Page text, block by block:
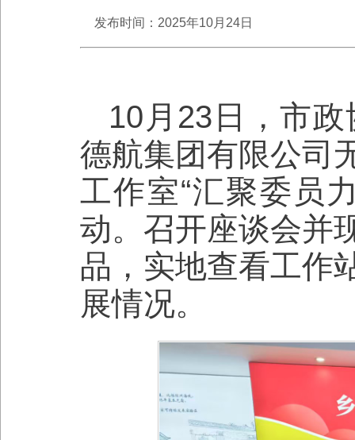
发布时间：2025年10月24日
10月23日，市
德航集团有限公司
工作室“汇聚委员
动。召开座谈会并
品，实地查看工作
展情况。